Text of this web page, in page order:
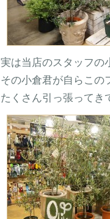
実は当店のスタッフの
その小倉君が自らこの
たくさん引っ張ってき